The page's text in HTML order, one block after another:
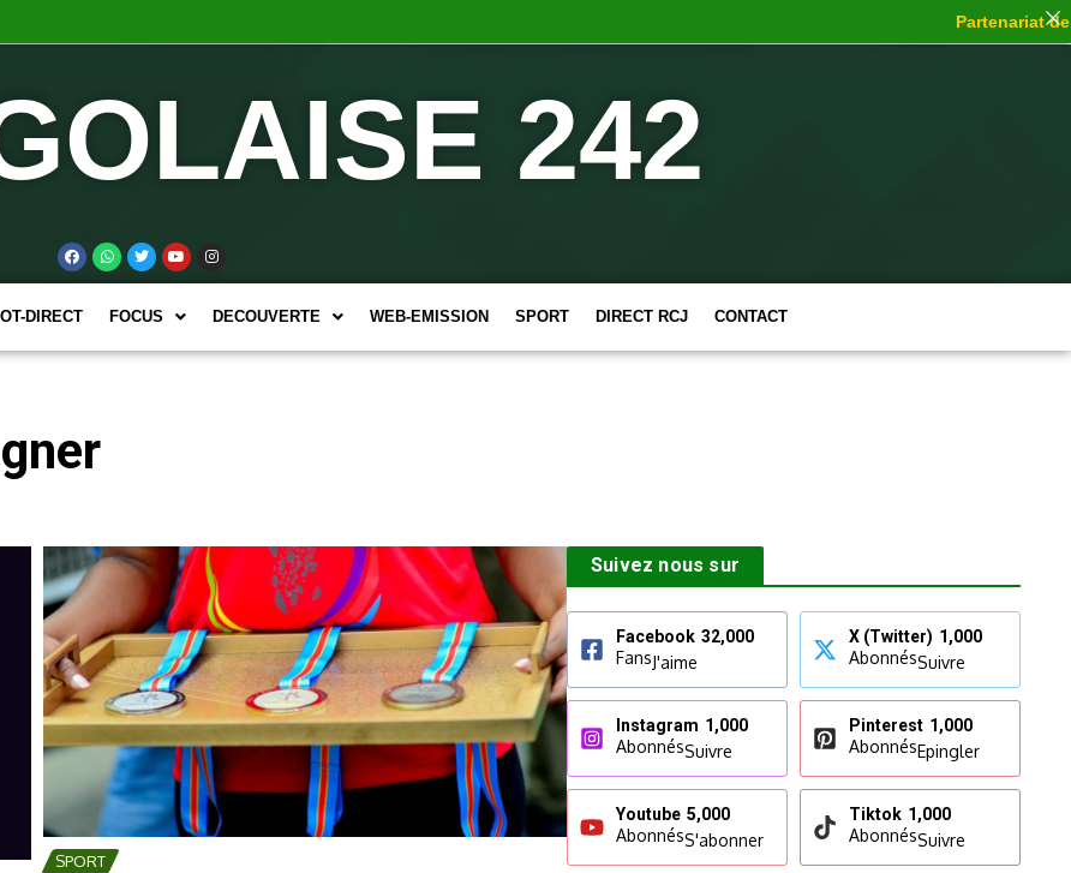
242
DIRECT FOCUS DECOUVERTE WEB-EMISSION SPORT DIRECT RCJ CONTACT
SPORT
Suivez nous sur
Facebook 32,000
FansJ'aime
X (Twitter) 1,000
AbonnésSuivre
Instagram 1,000
AbonnésSuivre
Pinterest 1,000
AbonnésEpingler
Youtube 5,000
AbonnésS'abonner
Tiktok 1,000
AbonnésSuivre
Partenariat de